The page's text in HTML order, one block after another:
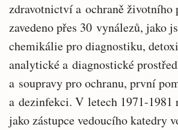
zdravotnictví a ochraně životního
zavedeno přes 30 vynálezů, jako
chemikálie pro diagnostiku,
analytické a diagnostické
a soupravy pro ochranu, první
a dezinfekci. V letech 1971-1981
jako zástupce vedoucího katedry